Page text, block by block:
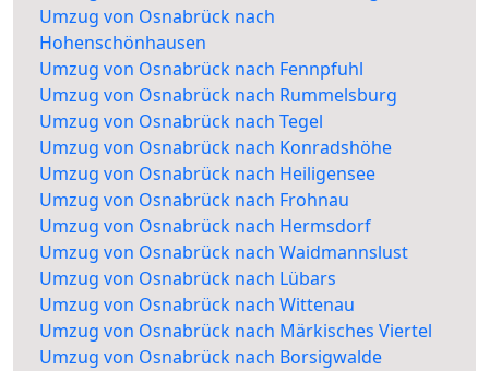
Umzug von Osnabrück nach
Hohenschönhausen
Umzug von Osnabrück nach Fennpfuhl
Umzug von Osnabrück nach Rummelsburg
Umzug von Osnabrück nach Tegel
Umzug von Osnabrück nach Konradshöhe
Umzug von Osnabrück nach Heiligensee
Umzug von Osnabrück nach Frohnau
Umzug von Osnabrück nach Hermsdorf
Umzug von Osnabrück nach Waidmannslust
Umzug von Osnabrück nach Lübars
Umzug von Osnabrück nach Wittenau
Umzug von Osnabrück nach Märkisches Viertel
Umzug von Osnabrück nach Borsigwalde